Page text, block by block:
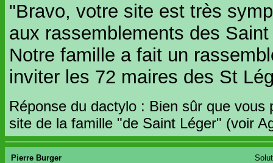
"Bravo, votre site est très
aux rassemblements des
Notre famille a fait un
inviter les 72 maires des St
Réponse du dactylo : Bien sûr que
site de la famille "de Saint Léger" (voir
Pierre Burger